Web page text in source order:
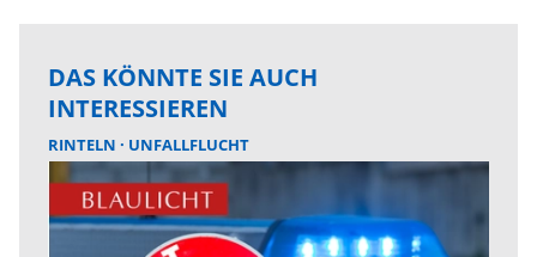
DAS KÖNNTE SIE AUCH
INTERESSIEREN
RINTELN UNFALLFLUCHT